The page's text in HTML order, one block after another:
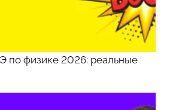
по физике 2026: реальные